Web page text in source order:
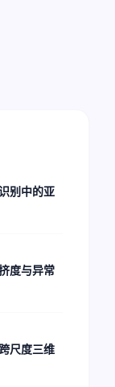
别中的亚
度与异常
尺度三维